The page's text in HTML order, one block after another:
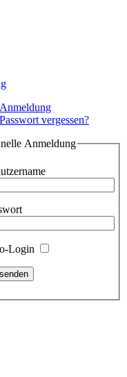
Anmeldung
Passwort vergessen?
Anmeldung
Login